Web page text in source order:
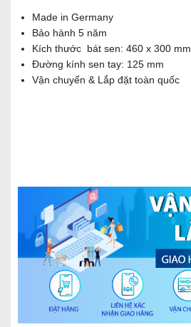
Made in Germany
Bảo hành 5 năm
Kích thước bát sen: 460 x 300 mm
Đường kính sen tay: 125 mm
Vận chuyển & Lắp đặt toàn quốc